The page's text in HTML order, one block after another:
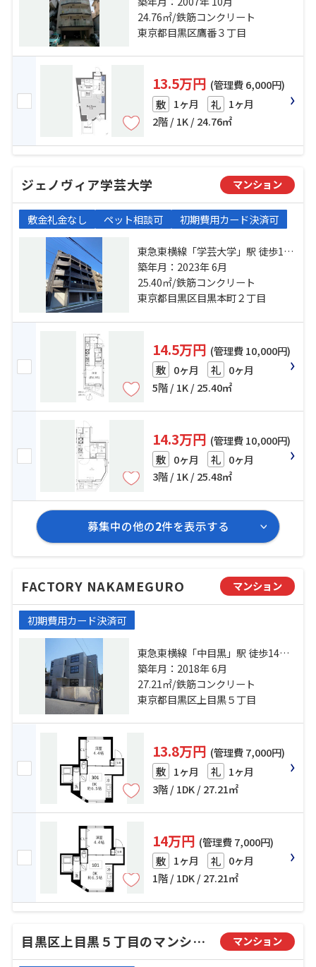
東急東横線「都立大学」駅 徒歩21
分
24.76㎡/鉄筋コンクリート
東京都目黒区鷹番３丁目
13.5万円 (管理費 6,000円)
敷 1ヶ月 礼 1ヶ月
2階 / 1K / 24.76㎡
ジェノヴィア学芸大学 マンション
敷金礼金なし ペット相談可 初期費用カード決済可
東急東横線「学芸大学」駅 徒歩12
分 東急目黒線「武蔵小山」駅 徒歩
20分 東急東横線「祐天寺」駅 徒歩
22分
築年月：2023年 6月
25.40㎡/鉄筋コンクリート
東京都目黒区目黒本町２丁目
14.5万円 (管理費 10,000円)
敷 0ヶ月 礼 0ヶ月
5階 / 1K / 25.40㎡
14.3万円 (管理費 10,000円)
敷 0ヶ月 礼 0ヶ月
3階 / 1K / 25.48㎡
募集中の他の2件を表示する
FACTORY NAKAMEGURO マンション
初期費用カード決済可
東急東横線「中目黒」駅 徒歩14分
東急東横線「祐天寺」駅 徒歩11分
東急田園都市線「池尻大橋」駅 徒
歩15分
築年月：2018年 6月
27.21㎡/鉄筋コンクリート
東京都目黒区上目黒５丁目
13.8万円 (管理費 7,000円)
敷 1ヶ月 礼 1ヶ月
3階 / 1DK / 27.21㎡
14万円 (管理費 7,000円)
敷 1ヶ月 礼 0ヶ月
1階 / 1DK / 27.21㎡
目黒区上目黒５丁目のマンション マンション